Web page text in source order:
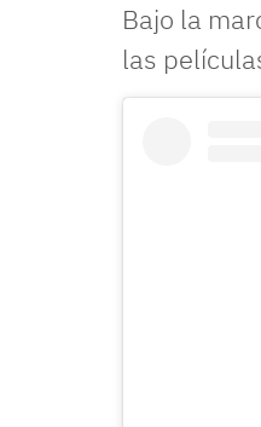
Bajo la
las